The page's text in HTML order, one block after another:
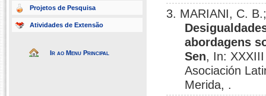
Projetos de Pesquisa
Atividades de Extensão
Ir ao Menu Principal
3. MARIANI, C.
abordagens
Sen, In:
Asociación
Merida, .